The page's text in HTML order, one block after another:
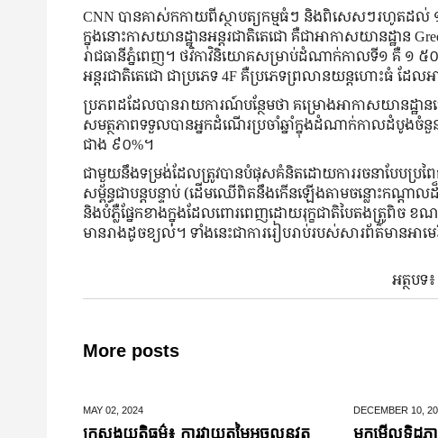
​CNN ​បាន​គាស់​កកាយ​ពី​ស្ថាបត្យកម្ម​ធំ​ៗ ​និង​ពិសេស​ៗ​រហូត​ដ
ក្នុង​នោះកាសយានដ្ឋាន​អន្តរជាតិតេជោ គឺ​ជា​អាកាស​យាន​ដ្ឋាន​
រាជ​ធានី​ភ្នំ​ពេញ។ ថវិកា​វិនិយោគ​សម្រាប់​ដំណាក់​កាល​ទី​១ ​គឺ ​១
អន្តរជាតិ​តេជោ ជា​ប្រភេទ​ 4F គឺប្រភេទព្រលាន​យន្តហោះធំ ដែ
ប្រភព​ដដែល​បាន​រាយការណ៍​បន្ថែម​ថា ​គម្រោង​អាកាសយានដ្ឋា
សមត្ថភាព​ទទួល​បាន​អ្នក​ដំណើរ​ប្រចាំ​ឆ្នាំ​ក្នុង​ដំណាក់​កាល​ដំបូង​
ជាង ៩០%។
ជាមួយ​នឹង​ទម្រង់​ដែល​ត្រូវ​បាន​បំផុស​គំនិត​ដោយ​ការ​រចនា​បែប​ប្រ
សម្ព័ន្ធ​ជា​បន្ត​បន្ទាប់​ (ដើម​ឈើ​ពិត​នឹង​កើន​ឡើង​តាម​ចន្លោះ​កណ្តា
និង​បំភ្លឺ​ផ្នែក​ខាង​ក្នុង​ដែល​ពោរពេញ​ដោយ​រុក្ខជាតិ​បៃតង​ត្រូ​ពិច
មាន​រាង​ដូច​ខ្យល់។ ទាំងនេះ​ជាការរៀបរាប់​របស់សារព័ត៌មានអ
អត្ថបទ
More posts
MAY 02, 2024
ក្រសួងយុត្តិធម៌៖ ការវាយតម្លៃអចលនវត្ថុ
DECEMBER 10,
មកមើលទិដ្ឋ